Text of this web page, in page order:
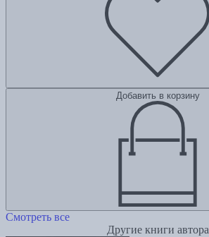
Добавить в корзину
Смотреть все
Другие книги автора